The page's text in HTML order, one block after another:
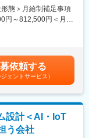
造プロセスの自動化
。
に携わります。各種設
の活用、生産設備運
ム開発・設計・維持
は約3～5名で稼働し
態＞月給制補足事項
円～812,500円＜月給
。依頼する
ジェントサービス）
設計＜AI・IoT
う会社